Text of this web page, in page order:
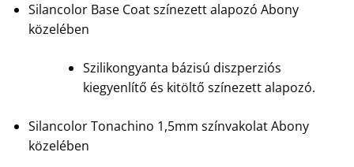
Silancolor Base Coat színezett alapozó Abony
közelében
Szilikongyanta bázisú diszperziós
kiegyenlítő és kitöltő színezett alapozó.
Silancolor Tonachino 1,5mm színvakolat Abony
közelében